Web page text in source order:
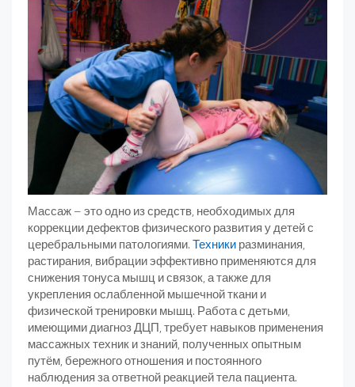
Массаж – это одно из средств, необходимых для
коррекции дефектов физического развития у детей с
церебральными патологиями.Техникиразминания,
растирания, вибрации эффективно применяются для
снижения тонуса мышц и связок, а также для
укрепления ослабленной мышечной ткани и
физической тренировки мышц. Работа с детьми,
имеющими диагноз ДЦП, требует навыков применения
массажных техник и знаний, полученных опытным
путём, бережного отношения и постоянного
наблюдения за ответной реакцией тела пациента.